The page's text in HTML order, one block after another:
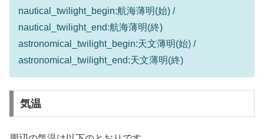
nautical_twilight_begin:航海薄明(始) /
nautical_twilight_end:航海薄明(終)
astronomical_twilight_begin:天文薄明(始) /
astronomical_twilight_end:天文薄明(終)
気温